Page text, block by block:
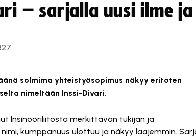
– sarjalla uusi ilme
solmima yhteistyösopimus näkyy eritoten
nimeltään Inssi-Divari.
Insinööriliitosta merkittävän tukijan ja
kumppanuus ulottuu ja näkyy laajemmin.